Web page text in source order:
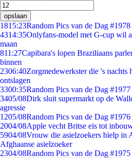
opslaan
1815:23Random Pics van de Dag #1978
4314:35Onlyfans-model met G-cup wil
maan
811:27Capibara's lopen Braziliaans
binnen
2306:40Zorgmedewerkster die 's nachts
ontslagen
3300:35Random Pics van de Dag #1977
3405/08Dirk sluit supermarkt op de
agressie
1205/08Random Pics van de Dag #1976
2004/08Apple vecht Britse eis tot
5904/08Vrouw die asielzoekers hielp in
Afghaanse asielzoeker
2304/08Random Pics van de Dag #1975